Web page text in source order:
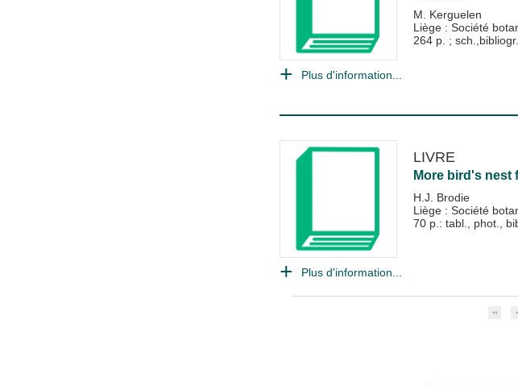
M. Kerguelen
Liège : Société
264 p. ;
Plus d'information...
LIVRE
More bird's nest
H.J. Brodie
Liège : Société
70 p.: tabl., phot.,
Plus d'information...